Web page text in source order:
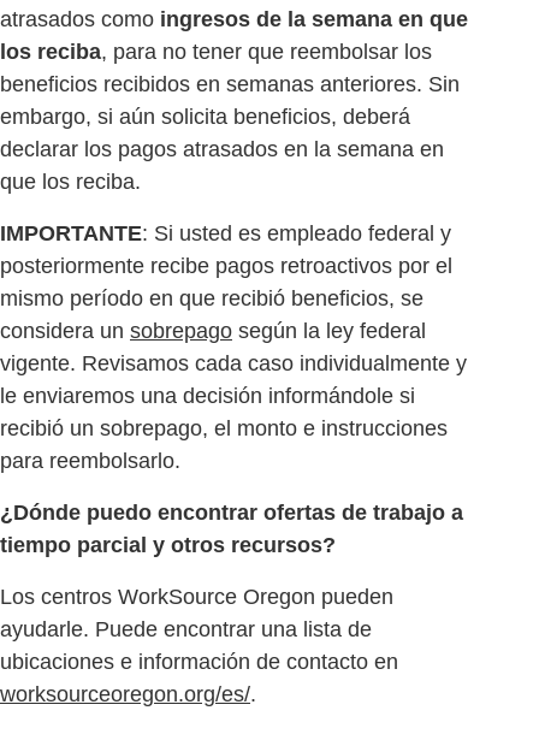
atrasados ​​como ingresos de la semana en que
los reciba, para no tener que reembolsar los
beneficios recibidos en semanas anteriores. Sin
embargo, si aún solicita beneficios, deberá
declarar los pagos atrasados ​​en la semana en
que los reciba.
IMPORTANTE: Si usted es empleado federal y
posteriormente recibe pagos retroactivos por el
mismo período en que recibió beneficios, se
considera un sobrepago según la ley federal
vigente. Revisamos cada caso individualmente y
le enviaremos una decisión informándole si
recibió un sobrepago, el monto e instrucciones
para reembolsarlo.
¿Dónde puedo encontrar ofertas de trabajo a
tiempo parcial y otros recursos?
Los centros WorkSource Oregon pueden
ayudarle. Puede encontrar una lista de
ubicaciones e información de contacto en
worksourceoregon.org/es/.